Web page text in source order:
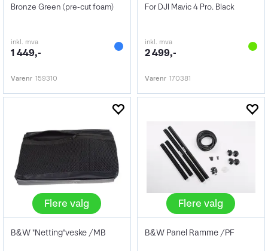
Bronze Green (pre-cut foam)
inkl. mva
1 449,-
Varenr 159310
For DJI Mavic 4 Pro. Black
inkl. mva
2 499,-
Varenr 170381
Flere valg
B&W "Netting"veske /MB
Flere valg
B&W Panel Ramme /PF